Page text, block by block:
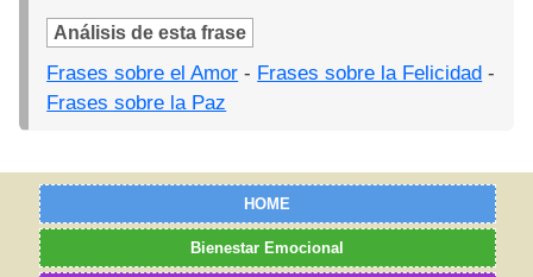
Análisis de esta frase
Frases sobre el Amor - Frases sobre la Felicidad -
Frases sobre la Paz
HOME
Bienestar Emocional